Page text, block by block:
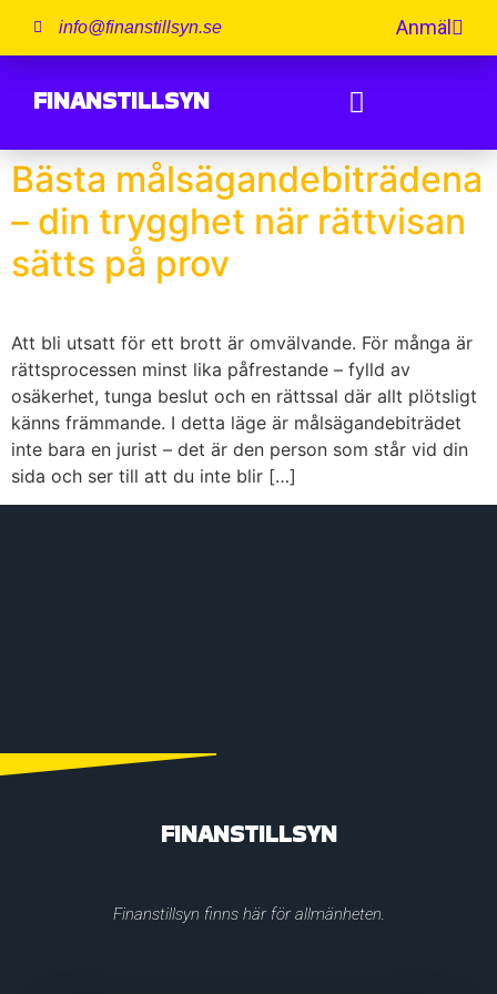
info@finanstillsyn.se Anmäl
FINANSTILLSYN
Bästa målsägandebiträdena
– din trygghet när rättvisan
sätts på prov
Att bli utsatt för ett brott är omvälvande. För många är
rättsprocessen minst lika påfrestande – fylld av
osäkerhet, tunga beslut och en rättssal där allt plötsligt
känns främmande. I detta läge är målsägandebiträdet
inte bara en jurist – det är den person som står vid din
sida och ser till att du inte blir […]
FINANSTILLSYN
Finanstillsyn finns här för allmänheten.